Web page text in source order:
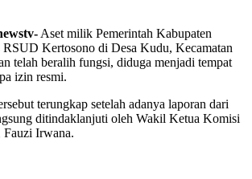
Aset milik Pemerintah Kabupaten
Kertosono di Desa Kudu, Kecamatan
telah beralih fungsi, diduga menjadi tempat
izin resmi.
terungkap setelah adanya laporan dari
ditindaklanjuti oleh Wakil Ketua Komisi
Irwana.